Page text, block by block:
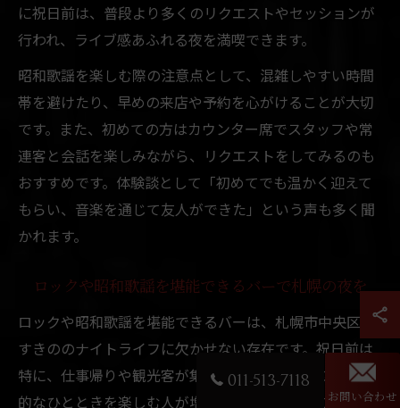
に祝日前は、普段より多くのリクエストやセッションが
行われ、ライブ感あふれる夜を満喫できます。
昭和歌謡を楽しむ際の注意点として、混雑しやすい時間
帯を避けたり、早めの来店や予約を心がけることが大切
です。また、初めての方はカウンター席でスタッフや常
連客と会話を楽しみながら、リクエストをしてみるのも
おすすめです。体験談として「初めてでも温かく迎えて
もらい、音楽を通じて友人ができた」という声も多く聞
かれます。
ロックや昭和歌謡を堪能できるバーで札幌の夜を
ロックや昭和歌謡を堪能できるバーは、札幌市中央区す
すきののナイトライフに欠かせない存在です。祝日前は
特に、仕事帰りや観光客が集まり、音楽とともに非日常
的なひとときを楽しむ人が増えます。バーごとに音楽の
011-513-7118
お問い合わせ